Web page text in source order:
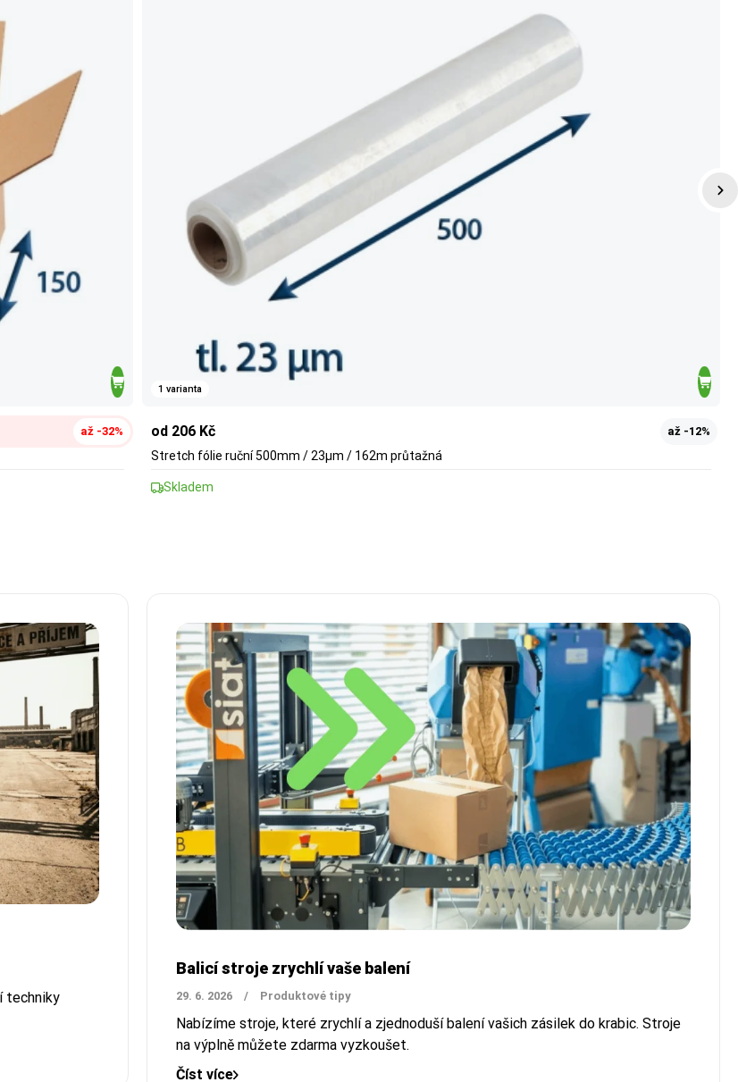
až -32%
1 varianta
od 206 Kč až -12%
Stretch fólie ruční 500mm / 23µm / 162m průtažná
Skladem
techniky
Balicí stroje zrychlí vaše balení
29. 6. 2026 / Produktové tipy
Nabízíme stroje, které zrychlí a zjednoduší balení vašich zásilek do krabic. Stroje
na výplně můžete zdarma vyzkoušet.
Číst více